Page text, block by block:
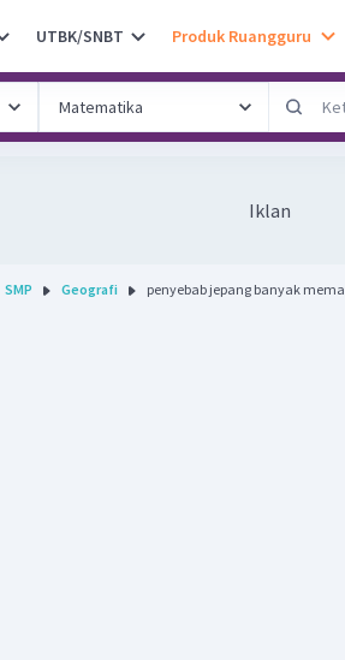
UTBK/SNBT Produk Ruangguru
Iklan
SMP Geografi penyebab jepang banyak